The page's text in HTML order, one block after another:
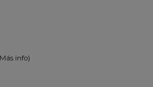
info)